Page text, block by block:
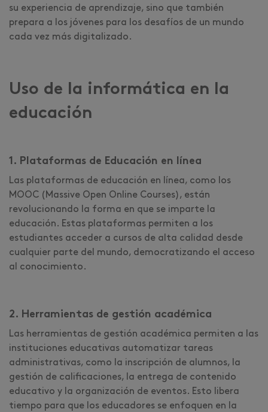
su experiencia de aprendizaje, sino que también
prepara a los jóvenes para los desafíos de un mundo
cada vez más digitalizado.
Uso de la informática en la
educación
1. Plataformas de Educación en línea
Las plataformas de educación en línea, como los
MOOC (Massive Open Online Courses), están
revolucionando la forma en que se imparte la
educación. Estas plataformas permiten a los
estudiantes acceder a cursos de alta calidad desde
cualquier parte del mundo, democratizando el acceso
al conocimiento.
2. Herramientas de gestión académica
Las herramientas de gestión académica permiten a las
instituciones educativas automatizar tareas
administrativas, como la inscripción de alumnos, la
gestión de calificaciones, la entrega de contenido
educativo y la organización de eventos. Esto libera
tiempo para que los educadores se enfoquen en la